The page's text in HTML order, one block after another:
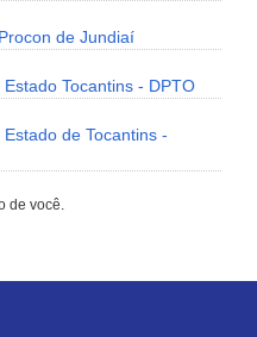
de Jundiaí
Tocantins - DPTO
de Tocantins -
de você.